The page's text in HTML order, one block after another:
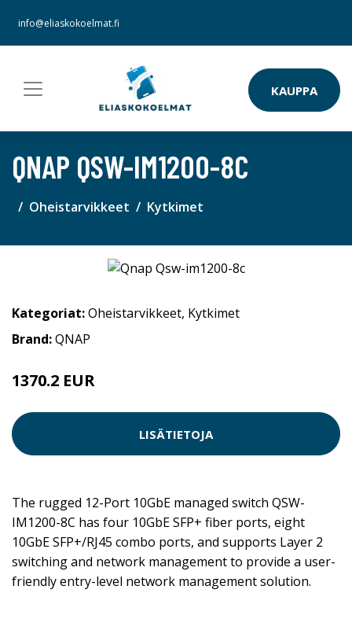
info@eliaskokoelmat.fi
KAUPPA
QNAP QSW-IM1200-8C
Oheistarvikkeet Kytkimet
Kategoriat:Oheistarvikkeet, Kytkimet
Brand:QNAP
1370.2 EUR
LISÄTIETOJA
The rugged 12-Port 10GbE managed switch QSW-
IM1200-8C has four 10GbE SFP+ fiber ports, eight
10GbE SFP+/RJ45 combo ports, and supports Layer 2
switching and network management to provide a user-
friendly entry-level network management solution.